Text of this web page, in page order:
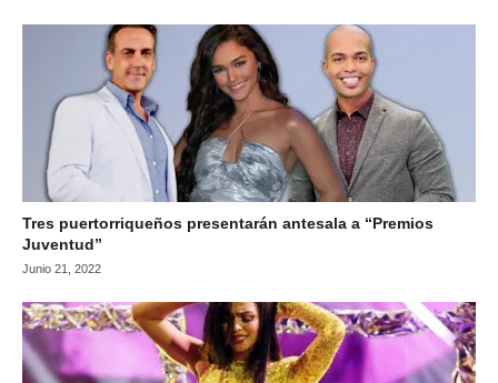
Tres puertorriqueños presentarán antesala a “Premios
Juventud”
Junio 21, 2022